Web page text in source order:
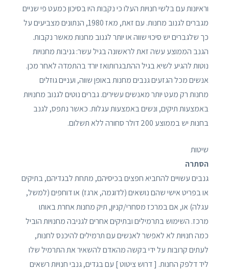
וראיונות עם בלשי חנויות העלו כי נקבות היו בסיכון כמעט פי שניים
מגברים לגנוב מחנות. עם זאת, מאז 1980, הנתונים מצביעים על
כך שלגברים יש סיכוי שווה או יותר לגנוב מחנות מאשר נקבות.
הגנב הממוצע עשה זאת לראשונה בגיל עשר: גניבות מחנויות
נוטות להגיע לשיא בגיל ההתבגרותואז יורד בהתמדה לאחר מכן.
אנשים מכל הגזעים גנבים מחנות באופן שווה, ועניים גוזלים
מחנות רק מעט יותר מאנשים עשירים. גברים נוטים לגנוב מחנויות
באמצעות תיקים, ונשים באמצעות עגלות. כאשר נתפס, לגנב
בחנות יש בממוצע 200 דולר סחורה ללא תשלום.
שיטות
הסתרה
גנבים עשויים להחביא חפצים בכיסיהם, מתחת לבגדיהם, בתיקים
או בפריט אישי שהם נושאים (לדוגמה, ארגז) או דוחפים (למשל,
עגלה) או, אם במרכז מסחרי/קניון, תיק מחנות אחרת באותו
מרכז. השימוש בתרמילים ובתיקים אחרים לגניבה מחנויות הוביל
כמה חנויות לא לאפשר לאנשים עם תרמילים להיכנס לחנות,
לעתים קרובות על ידי בקשה מהאדם להשאיר את התרמיל שלו
ליד דלפק החנות. [ דרוש ציטוט ] עם בגדים, גנבי חנויות רשאים